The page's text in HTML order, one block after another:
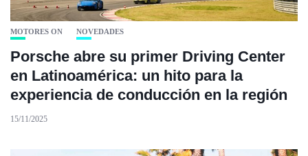
MOTORES ON NOVEDADES
Porsche abre su primer Driving Center
en Latinoamérica: un hito para la
experiencia de conducción en la región
15/11/2025